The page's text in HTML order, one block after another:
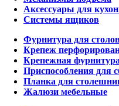
Аксессуары для
Системы ящиков
Фурнитура для
Крепеж
Крепежная фурнитура
Приспособления для
Планка для
Жалюзи мебельные